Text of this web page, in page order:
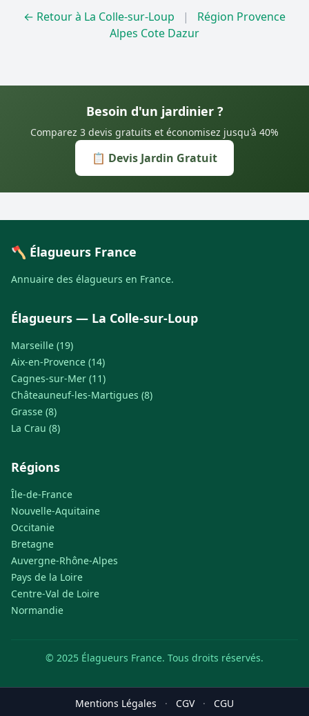
← Retour à La Colle-sur-Loup |
Région Provence
Alpes Cote Dazur
Besoin d'un jardinier ?
Comparez 3 devis gratuits et économisez jusqu'à 40%
📋 Devis Jardin Gratuit
🪓 Élagueurs France
Annuaire des élagueurs en France.
Élagueurs — La Colle-sur-Loup
Marseille (19)
Aix-en-Provence (14)
Cagnes-sur-Mer (11)
Châteauneuf-les-Martigues (8)
Grasse (8)
La Crau (8)
Régions
Île-de-France
Nouvelle-Aquitaine
Occitanie
Bretagne
Auvergne-Rhône-Alpes
Pays de la Loire
Centre-Val de Loire
Normandie
© 2025 Élagueurs France. Tous droits réservés.
Mentions Légales · CGV · CGU